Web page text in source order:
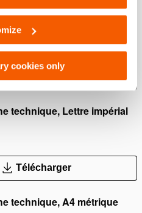
cookies only
Hydraulic hoses & couplers
technique, Lettre impérial
Télécharger
technique, A4 métrique